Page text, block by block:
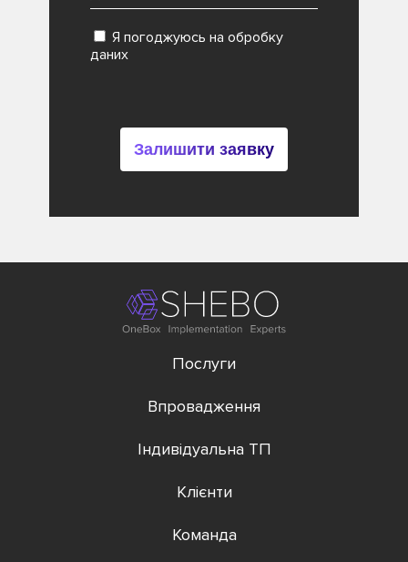
Я погоджуюсь на обробку
даних
Залишити заявку
Послуги
Впровадження
Індивідуальна ТП
Клієнти
Команда